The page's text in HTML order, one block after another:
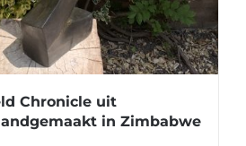
Chronicle uit
in Zimbabwe